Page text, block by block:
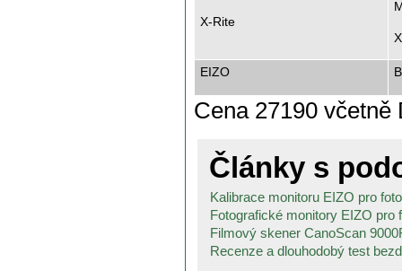
X-Rite
EIZO
Cena 27190 včetně
Články s
Kalibrace monitoru EIZO pro
Fotografické monitory EIZO pro
Filmový skener CanoScan
Recenze a dlouhodobý test